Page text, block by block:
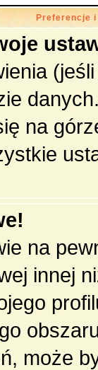
Preferencje
na
na
innej
może